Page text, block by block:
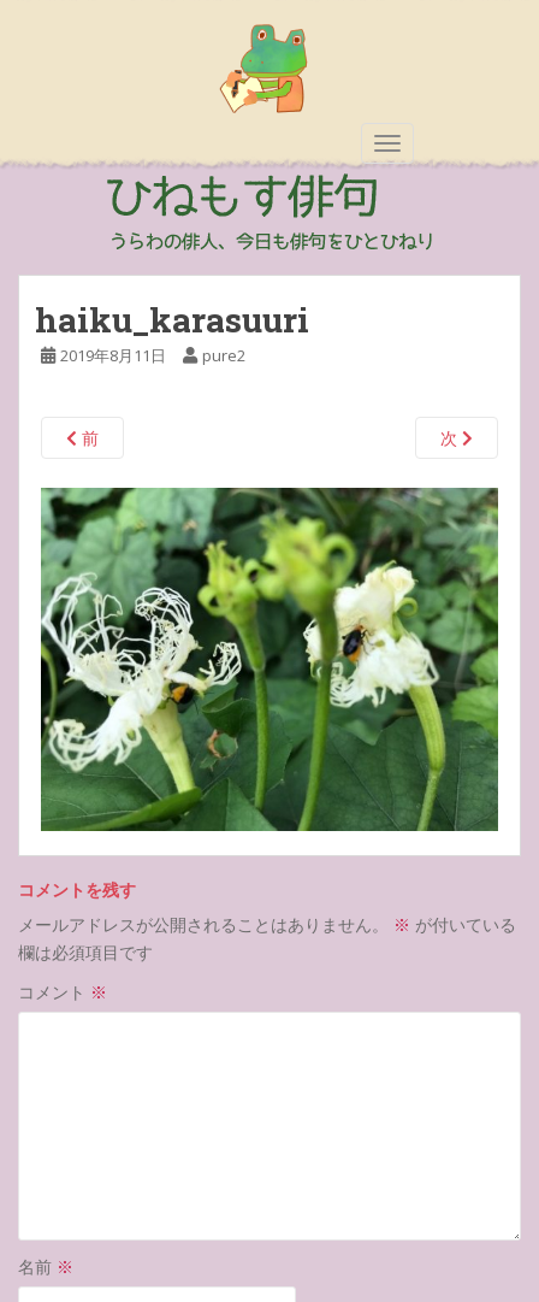
TOGGLE
haiku_karasuuri
2019年8月11日 pure2
前 次
コメントを残す
メールアドレスが公開されることはありません。
※ が付いている
欄は必須項目です
コメント ※
名前 ※